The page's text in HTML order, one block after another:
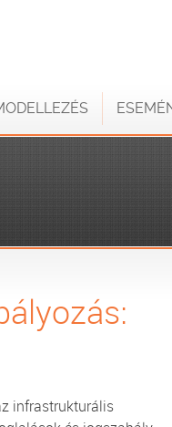
infrastrukturális